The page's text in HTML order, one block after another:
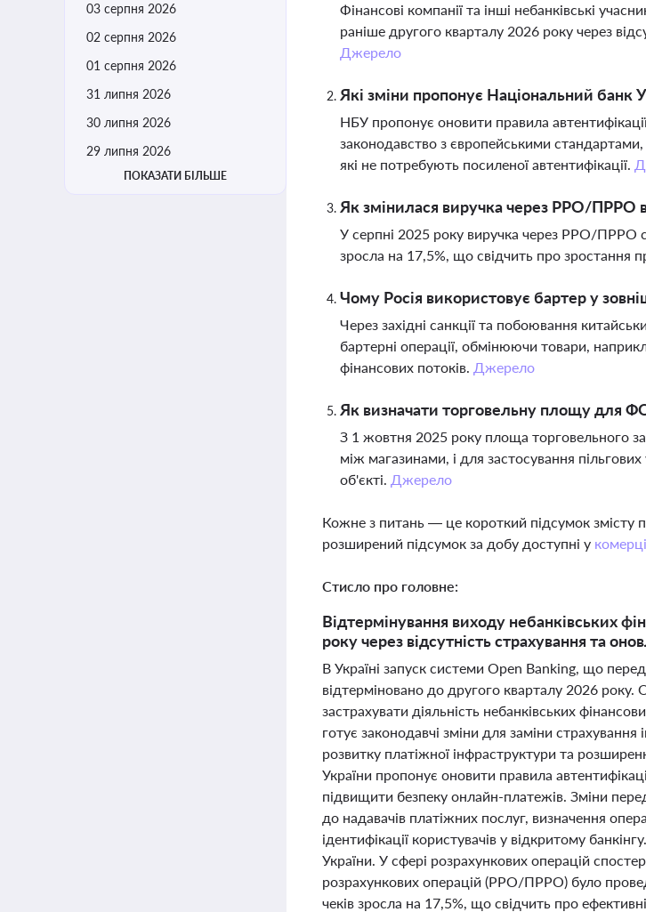
03 серпня 2026
02 серпня 2026
01 серпня 2026
31 липня 2026
30 липня 2026
29 липня 2026
ПОКАЗАТИ БІЛЬШЕ
Фінансові компанії та інші небанківські
раніше другого кварталу 2026 року через
Джерело
Які зміни пропонує Національний банк
НБУ пропонує оновити правила
законодавство з європейськими
які не потребують посиленої автентифікації.
Як змінилася виручка через РРО/ПРРО в
У серпні 2025 року виручка через РРО/ПРРО
зросла на 17,5%, що свідчить про зростання
Чому Росія використовує бартер у
Через західні санкції та побоювання
бартерні операції, обмінюючи товари,
фінансових потоків. Джерело
Як визначати торговельну площу для
З 1 жовтня 2025 року площа торговельного
між магазинами, і для застосування
об'єкті. Джерело
Кожне з питань — це короткий підсумок змісту
розширений підсумок за добу доступні у
Стисло про головне:
Відтермінування виходу небанківських
року через відсутність страхування та
В Україні запуск системи Open Banking, що
відтерміновано до другого кварталу 2026
застрахувати діяльність небанківських
готує законодавчі зміни для заміни
розвитку платіжної інфраструктури та
України пропонує оновити правила
підвищити безпеку онлайн-платежів. Зміни
до надавачів платіжних послуг, визначення
ідентифікації користувачів у відкритому
України. У сфері розрахункових операцій
розрахункових операцій (РРО/ПРРО) було
чеків зросла на 17,5%, що свідчить про